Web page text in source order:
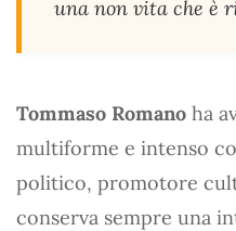
una non vita che è
Tommaso Romano ha
multiforme e intenso
politico, promotore
conserva sempre una